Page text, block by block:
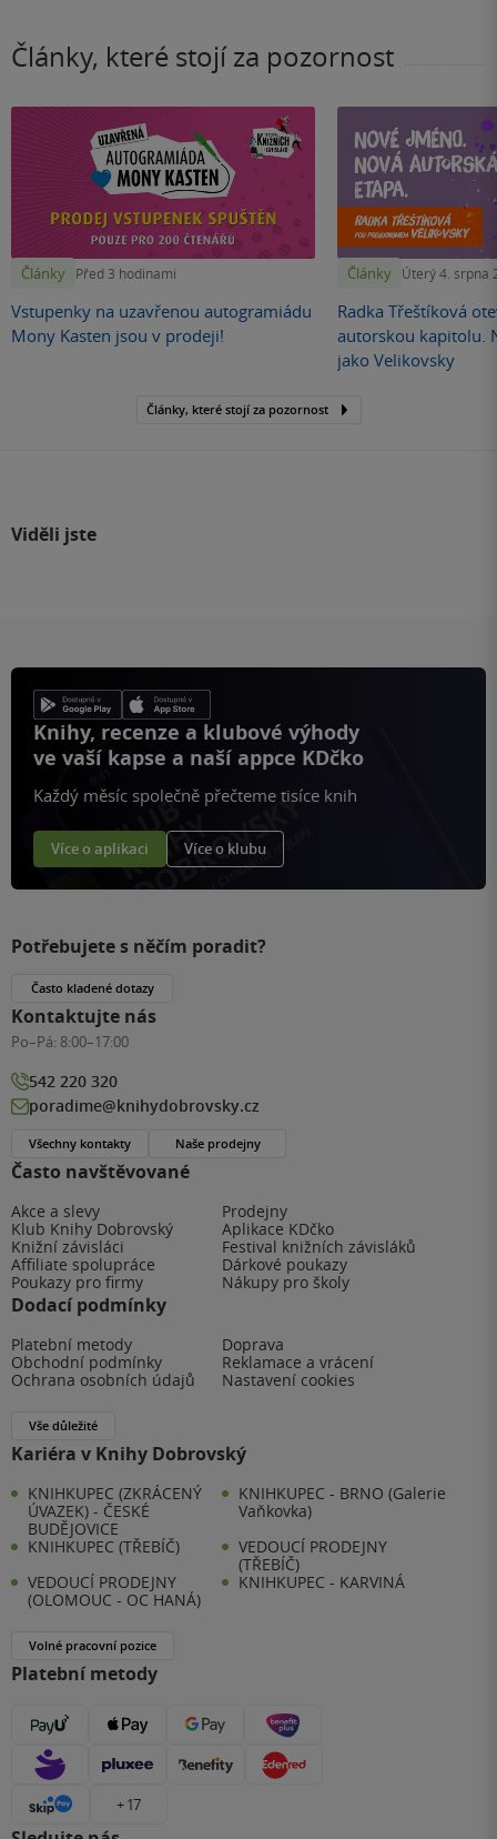
Články, které stojí za pozornost
Články Před 3 hodinami
Vstupenky na uzavřenou autogramiádu
Mony Kasten jsou v prodeji!
Články Úterý 4. srpna
Radka Třeštíková
autorskou kapitolu.
jako Velikovsky
Články, které stojí za pozornost
Viděli jste
Knihy, recenze a klubové výhody
ve vaší kapse a naší appce KDčko
Každý měsíc společně přečteme tisíce knih
Více o aplikaci Více o klubu
Často navštěvované
Akce a slevy
Prodejny
Klub Knihy Dobrovský
Aplikace KDčko
Knižní závisláci
Festival knižních závisláků
Affiliate spolupráce
Dárkové poukazy
Poukazy pro firmy
Nákupy pro školy
Dodací podmínky
Platební metody
Doprava
Obchodní podmínky
Reklamace a vrácení
Ochrana osobních údajů
Nastavení cookies
Vše důležité
Kariéra v Knihy Dobrovský
KNIHKUPEC (ZKRÁCENÝ
ÚVAZEK) - ČESKÉ
BUDĚJOVICE
KNIHKUPEC - BRNO (Galerie
Vaňkovka)
KNIHKUPEC (TŘEBÍČ)
VEDOUCÍ PRODEJNY
(TŘEBÍČ)
VEDOUCÍ PRODEJNY
(OLOMOUC - OC HANÁ)
KNIHKUPEC - KARVINÁ
Volné pracovní pozice
Platební metody
+ 17
Potřebujete s něčím poradit?
Často kladené dotazy
Kontaktujte nás
Po–Pá: 8:00–17:00
542 220 320
poradime@knihydobrovsky.cz
Všechny kontakty Naše prodejny